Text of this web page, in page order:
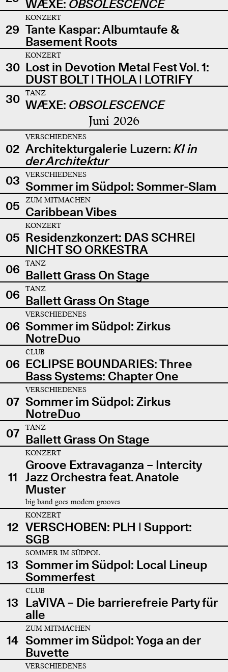
WÆXE: OBSOLESCENCE
29
KONZERT
Tante Kaspar: Albumtaufe &
Basement Roots
30
KONZERT
Lost in Devotion Metal Fest Vol. 1:
DUST BOLT | THOLA | LOTRIFY
30
TANZ
WÆXE: OBSOLESCENCE
Juni 2026
02
VERSCHIEDENES
Architekturgalerie Luzern: KI in
der Architektur
03
VERSCHIEDENES
Sommer im Südpol: Sommer-Slam
05
ZUM MITMACHEN
Caribbean Vibes
05
KONZERT
Residenzkonzert: DAS SCHREI
NICHT SO ORKESTRA
06
TANZ
Ballett Grass On Stage
06
TANZ
Ballett Grass On Stage
06
VERSCHIEDENES
Sommer im Südpol: Zirkus
NotreDuo
06
CLUB
ECLIPSE BOUNDARIES: Three
Bass Systems: Chapter One
07
VERSCHIEDENES
Sommer im Südpol: Zirkus
NotreDuo
07
TANZ
Ballett Grass On Stage
11
KONZERT
Groove Extravaganza – Intercity
Jazz Orchestra feat. Anatole
Muster
big band goes modern grooves
12
KONZERT
VERSCHOBEN: PLH | Support:
SGB
13
SOMMER IM SÜDPOL
Sommer im Südpol: Local Lineup
Sommerfest
13
CLUB
LaVIVA – Die barrierefreie Party für
alle
14
ZUM MITMACHEN
Sommer im Südpol: Yoga an der
Buvette
VERSCHIEDENES